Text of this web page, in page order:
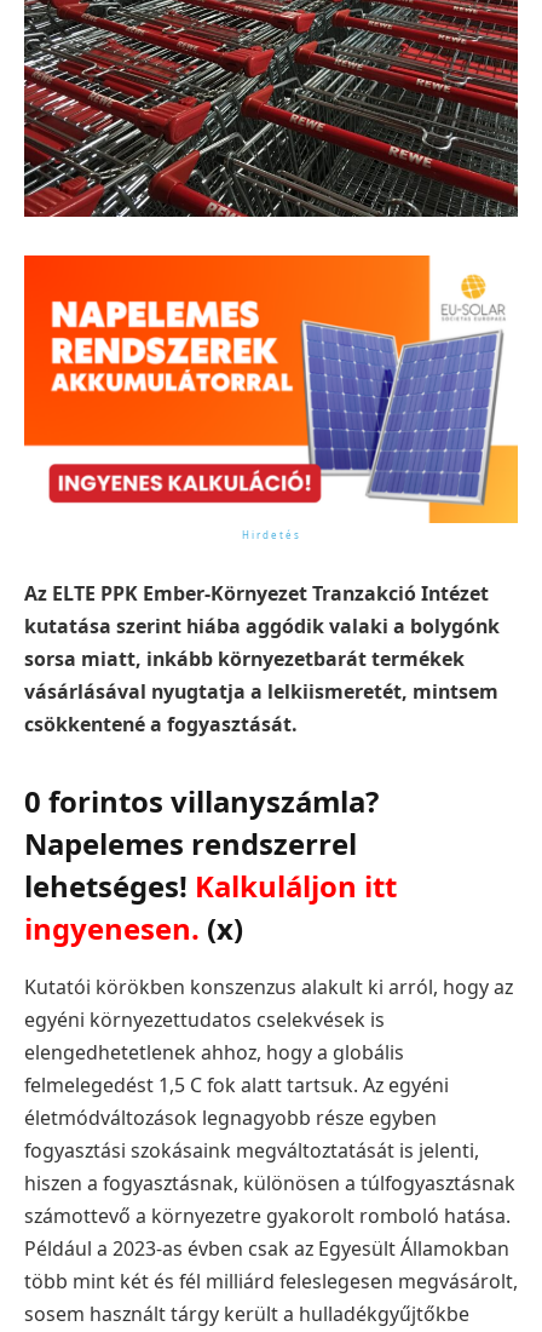
Az ELTE PPK Ember-Környezet Tranzakció Intézet
kutatása szerint hiába aggódik valaki a bolygónk
sorsa miatt, inkább környezetbarát termékek
vásárlásával nyugtatja a lelkiismeretét, mintsem
csökkentené a fogyasztását.
0 forintos villanyszámla?
Napelemes rendszerrel
lehetséges! Kalkuláljon itt
ingyenesen. (x)
Kutatói körökben konszenzus alakult ki arról, hogy az
egyéni környezettudatos cselekvések is
elengedhetetlenek ahhoz, hogy a globális
felmelegedést 1,5 C fok alatt tartsuk. Az egyéni
életmódváltozások legnagyobb része egyben
fogyasztási szokásaink megváltoztatását is jelenti,
hiszen a fogyasztásnak, különösen a túlfogyasztásnak
számottevő a környezetre gyakorolt romboló hatása.
Például a 2023-as évben csak az Egyesült Államokban
több mint két és fél milliárd feleslegesen megvásárolt,
sosem használt tárgy került a hulladékgyűjtőkbe